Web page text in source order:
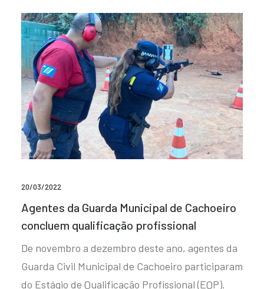
20/03/2022
Agentes da Guarda Municipal de Cachoeiro
concluem qualificação profissional
De novembro a dezembro deste ano, agentes da
Guarda Civil Municipal de Cachoeiro participaram
do Estágio de Qualificação Profissional (EQP).